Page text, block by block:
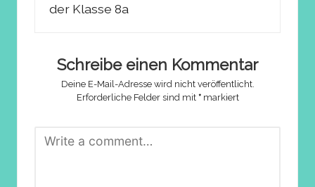
der Klasse 8a
Schreibe einen Kommentar
Deine E-Mail-Adresse wird nicht veröffentlicht.
Erforderliche Felder sind mit *markiert